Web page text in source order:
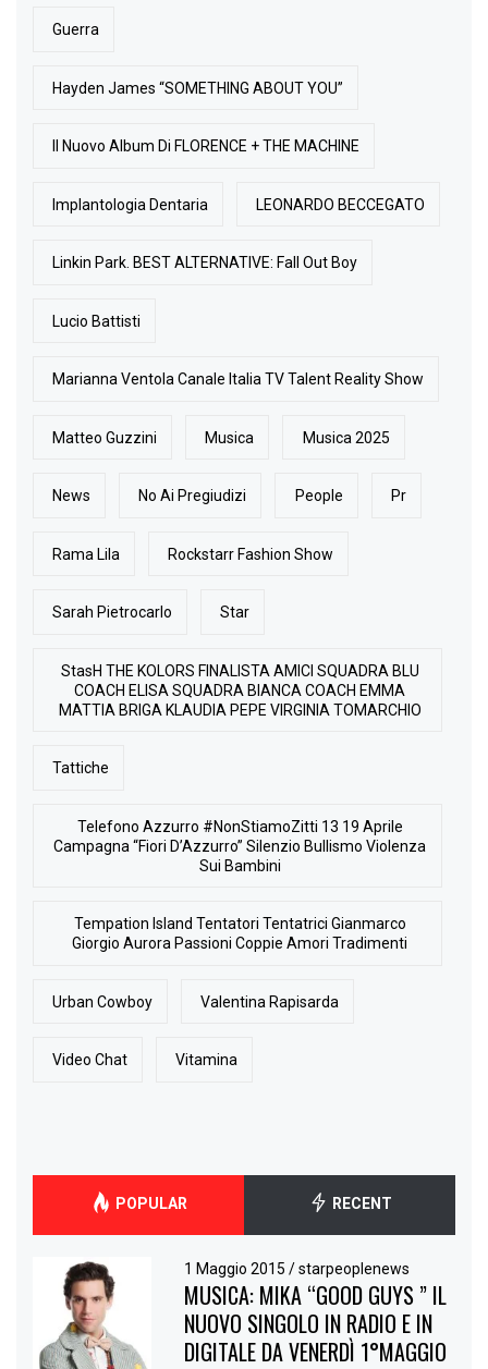
Guerra
Hayden James “SOMETHING ABOUT YOU”
Il Nuovo Album Di FLORENCE + THE MACHINE
Implantologia Dentaria LEONARDO BECCEGATO
Linkin Park. BEST ALTERNATIVE: Fall Out Boy
Lucio Battisti
Marianna Ventola Canale Italia TV Talent Reality Show
Matteo Guzzini Musica Musica 2025
News No Ai Pregiudizi People Pr
Rama Lila Rockstarr Fashion Show
Sarah Pietrocarlo Star
StasH THE KOLORS FINALISTA AMICI SQUADRA BLU
COACH ELISA SQUADRA BIANCA COACH EMMA
MATTIA BRIGA KLAUDIA PEPE VIRGINIA TOMARCHIO
Tattiche
Telefono Azzurro #NonStiamoZitti 13 19 Aprile
Campagna “Fiori D’Azzurro” Silenzio Bullismo Violenza
Sui Bambini
Tempation Island Tentatori Tentatrici Gianmarco
Giorgio Aurora Passioni Coppie Amori Tradimenti
Urban Cowboy Valentina Rapisarda
Video Chat Vitamina
POPULAR RECENT
1 Maggio 2015/ starpeoplenews
MUSICA: MIKA “GOOD GUYS ” IL
NUOVO SINGOLO IN RADIO E IN
DIGITALE DA VENERDÌ 1°MAGGIO